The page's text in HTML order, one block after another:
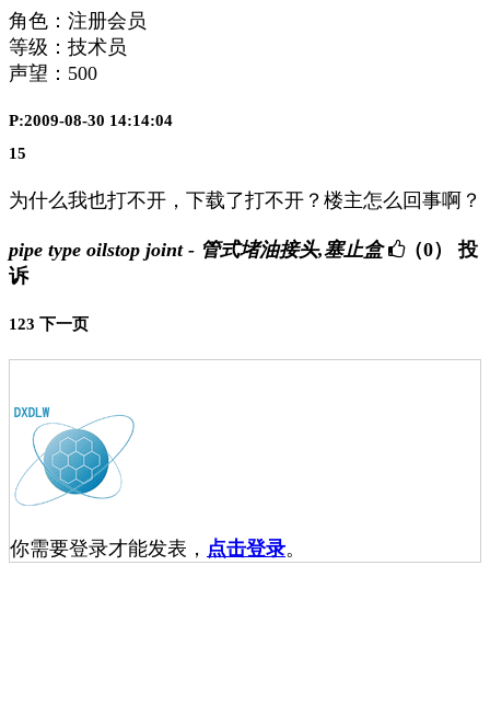
角色：注册会员
等级：技术员
声望： 500
P:2009-08-30 14:14:04
15
为什么我也打不开，下载了打不开？楼主怎么回事啊？
pipe type oilstop joint - 管式堵油接头,塞止盒 （0）
投
诉
123 下一页
你需要登录才能发表， 点击登录。